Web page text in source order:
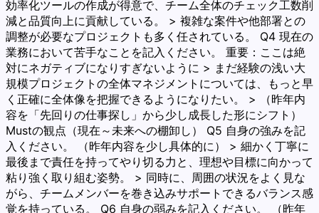
効率化ツールの作成が得意で、チーム全体のチェック工数削
減と品質向上に貢献している。 > 複雑な案件や他部署との
調整が必要なプロジェクトも多く任されている。 Q4 現在の
業務において苦手なことを記入ください。 重要：ここは絶
対にネガティブになりすぎないように > まだ経験の浅い大
規模プロジェクトの全体マネジメントについては、もっと早
く正確に全体像を把握できるようになりたい。 > （昨年内
容を「先回りの仕事探し」から少し成長した形にシフト）
Mustの観点（現在～未来への棚卸し） Q5 自身の強みを記
入ください。 （昨年内容を少し具体的に） > 細かく丁寧に
最後まで責任を持ってやり切る力と、理想や目標に向かって
粘り強く取り組む姿勢。 > 同時に、周囲の状況をよく見な
がら、チームメンバーを巻き込みサポートできるバランス感
覚を持っている。 Q6 自身の弱みを記入ください。 （昨年